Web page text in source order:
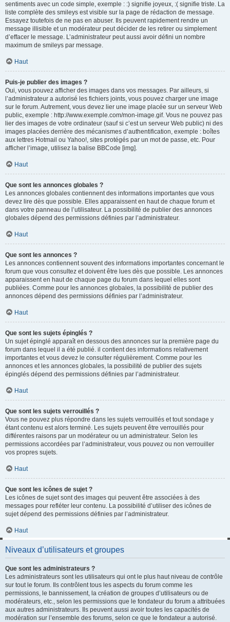
sentiments avec un code simple, exemple : :) signifie joyeux, :( signifie triste. La
liste complète des smileys est visible sur la page de rédaction de message.
Essayez toutefois de ne pas en abuser. Ils peuvent rapidement rendre un
message illisible et un modérateur peut décider de les retirer ou simplement
d’effacer le message. L’administrateur peut aussi avoir défini un nombre
maximum de smileys par message.
Haut
Puis-je publier des images ?
Oui, vous pouvez afficher des images dans vos messages. Par ailleurs, si
l’administrateur a autorisé les fichiers joints, vous pouvez charger une image
sur le forum. Autrement, vous devez lier une image placée sur un serveur Web
public, exemple : http://www.exemple.com/mon-image.gif. Vous ne pouvez pas
lier des images de votre ordinateur (sauf si c’est un serveur Web public) ni des
images placées derrière des mécanismes d’authentification, exemple : boîtes
aux lettres Hotmail ou Yahoo!, sites protégés par un mot de passe, etc. Pour
afficher l’image, utilisez la balise BBCode [img].
Haut
Que sont les annonces globales ?
Les annonces globales contiennent des informations importantes que vous
devez lire dès que possible. Elles apparaissent en haut de chaque forum et
dans votre panneau de l’utilisateur. La possibilité de publier des annonces
globales dépend des permissions définies par l’administrateur.
Haut
Que sont les annonces ?
Les annonces contiennent souvent des informations importantes concernant le
forum que vous consultez et doivent être lues dès que possible. Les annonces
apparaissent en haut de chaque page du forum dans lequel elles sont
publiées. Comme pour les annonces globales, la possibilité de publier des
annonces dépend des permissions définies par l’administrateur.
Haut
Que sont les sujets épinglés ?
Un sujet épinglé apparaît en dessous des annonces sur la première page du
forum dans lequel il a été publié. il contient des informations relativement
importantes et vous devez le consulter régulièrement. Comme pour les
annonces et les annonces globales, la possibilité de publier des sujets
épinglés dépend des permissions définies par l’administrateur.
Haut
Que sont les sujets verrouillés ?
Vous ne pouvez plus répondre dans les sujets verrouillés et tout sondage y
étant contenu est alors terminé. Les sujets peuvent être verrouillés pour
différentes raisons par un modérateur ou un administrateur. Selon les
permissions accordées par l’administrateur, vous pouvez ou non verrouiller
vos propres sujets.
Haut
Que sont les icônes de sujet ?
Les icônes de sujet sont des images qui peuvent être associées à des
messages pour refléter leur contenu. La possibilité d’utiliser des icônes de
sujet dépend des permissions définies par l’administrateur.
Haut
Niveaux d’utilisateurs et groupes
Que sont les administrateurs ?
Les administrateurs sont les utilisateurs qui ont le plus haut niveau de contrôle
sur tout le forum. Ils contrôlent tous les aspects du forum comme les
permissions, le bannissement, la création de groupes d’utilisateurs ou de
modérateurs, etc., selon les permissions que le fondateur du forum a attribuées
aux autres administrateurs. Ils peuvent aussi avoir toutes les capacités de
modération sur l’ensemble des forums, selon ce que le fondateur a autorisé.